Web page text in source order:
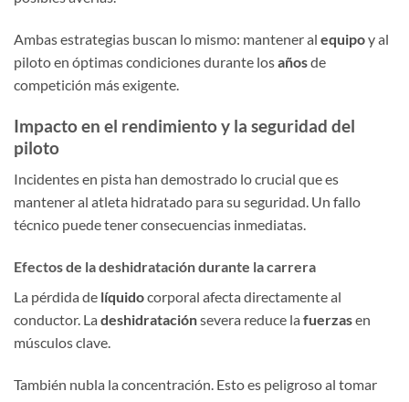
Ambas estrategias buscan lo mismo: mantener al equipoy al
piloto en óptimas condiciones durante losañosde
competición más exigente.
Impacto en el rendimiento y la seguridad del
piloto
Incidentes en pista han demostrado lo crucial que es
mantener al atleta hidratado para su seguridad. Un fallo
técnico puede tener consecuencias inmediatas.
Efectos de la deshidratación durante la carrera
La pérdida de líquidocorporal afecta directamente al
conductor. La deshidrataciónsevera reduce la fuerzasen
músculos clave.
También nubla la concentración. Esto es peligroso al tomar